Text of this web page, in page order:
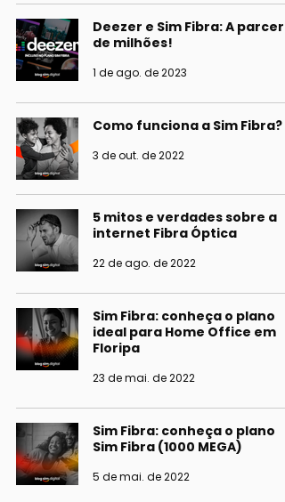
Deezer e Sim Fibra: A
de milhões!
1 de ago. de 2023
Como funciona a Sim Fibra?
3 de out. de 2022
5 mitos e verdades sobre a
internet Fibra Óptica
22 de ago. de 2022
Sim Fibra: conheça o plano
ideal para Home Office em
Floripa
23 de mai. de 2022
Sim Fibra: conheça o plano
Sim Fibra (1000 MEGA)
5 de mai. de 2022